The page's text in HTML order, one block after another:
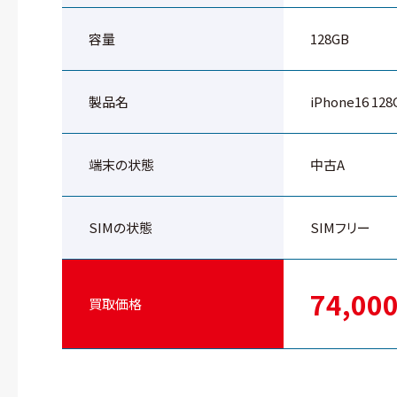
容量 128GB
製品名 iPhone16
端末の状態 中古A
SIMの状態 SIMフリー
買取価格 74,000